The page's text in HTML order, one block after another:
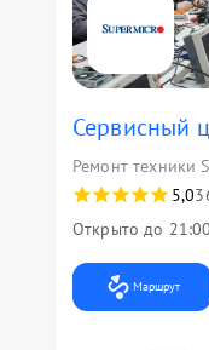
Сервисный
Ремонт техники
5,0
Открыто до 21:00
Маршрут